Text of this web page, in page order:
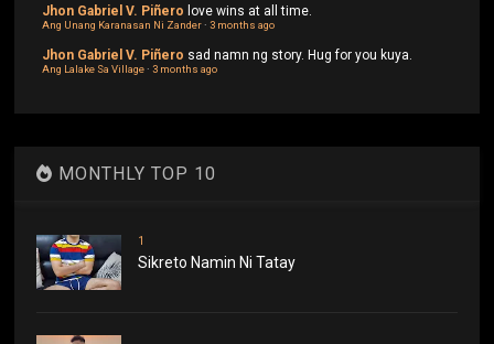
Jhon Gabriel V. Piñero love wins at all time.
Ang Unang Karanasan Ni Zander·3 months ago
Jhon Gabriel V. Piñero sad namn ng story. Hug for you kuya.
Ang Lalake Sa Village·3 months ago
MONTHLY TOP 10
1
Sikreto Namin Ni Tatay